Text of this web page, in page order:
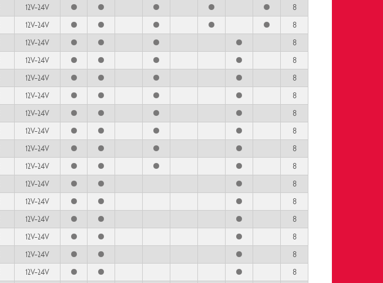
12V-24V 8
12V-24V 8
12V-24V 8
12V-24V 8
12V-24V 8
12V-24V 8
12V-24V 8
12V-24V 8
12V-24V 8
12V-24V 8
12V-24V 8
12V-24V 8
12V-24V 8
12V-24V 8
12V-24V 8
12V-24V 8